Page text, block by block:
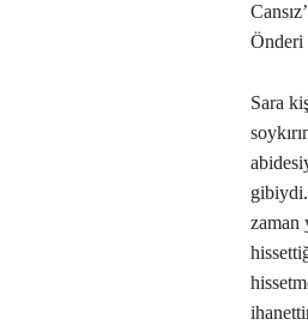
Önderi
Sara
zaman